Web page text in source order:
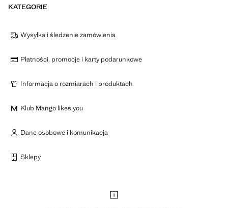
KATEGORIE
Wysyłka i śledzenie zamówienia
Płatności, promocje i karty podarunkowe
Informacja o rozmiarach i produktach
Klub Mango likes you
Dane osobowe i komunikacja
Sklepy